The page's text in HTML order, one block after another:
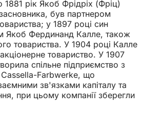
рік Якоб Фрідріх (Фріц)
був партнером
у 1897 році син
Якоб Фердинанд Калле, також
товариства. У 1904 році Калле
товариство. У 1907
спільне підприємство з
Farbwerke, що
зв'язками капіталу та
при цьому компанії зберегли